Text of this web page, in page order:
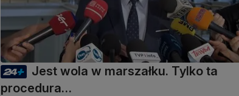
Jest wola w marszałku. Tylko ta
procedura…